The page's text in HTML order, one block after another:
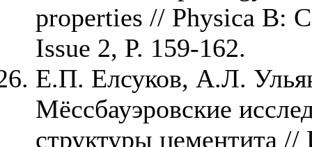
properties // Physica B:
Issue 2, P. 159-162.
Е.П. Елсуков, А.Л.
Мёссбауэровские
структуры цементита